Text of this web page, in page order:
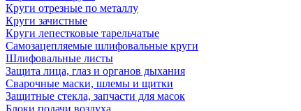
Круги отрезные по металлу
Круги зачистные
Круги лепестковые тарельчатые
Самозацепляемые шлифовальные круги
Шлифовальные листы
Защита лица, глаз и органов дыхания
Сварочные маски, шлемы и щитки
Защитные стекла, запчасти для масок
Блоки подачи воздуха